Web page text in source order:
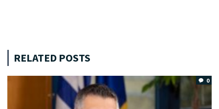
RELATED POSTS
0